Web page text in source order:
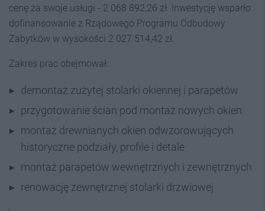
cenę za swoje usługi - 2 068 892,26 zł. Inwestycję wsparło
dofinansowanie z Rządowego Programu Odbudowy
Zabytków w wysokości 2 027 514,42 zł.
Zakres prac obejmował:
demontaż zużytej stolarki okiennej i parapetów
przygotowanie ścian pod montaż nowych okien
montaż drewnianych okien odwzorowujących
historyczne podziały, profile i detale
montaż parapetów wewnętrznych i zewnętrznych
renowację zewnętrznej stolarki drzwiowej